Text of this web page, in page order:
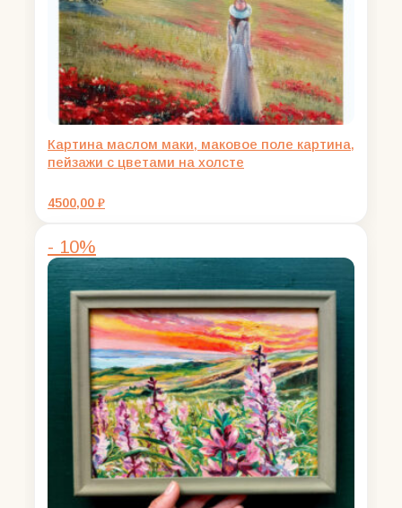
Картина маслом маки, маковое поле картина,
пейзажи с цветами на холсте
4500,00 ₽
- 10%